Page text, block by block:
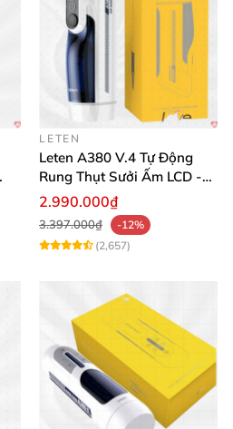
LETEN
Leten A380 V.4 Tự Động
Rung Thụt Sưởi Ấm LCD -
Mua Ngay
2.990.000₫
3.397.000₫
-12%
(2,657)